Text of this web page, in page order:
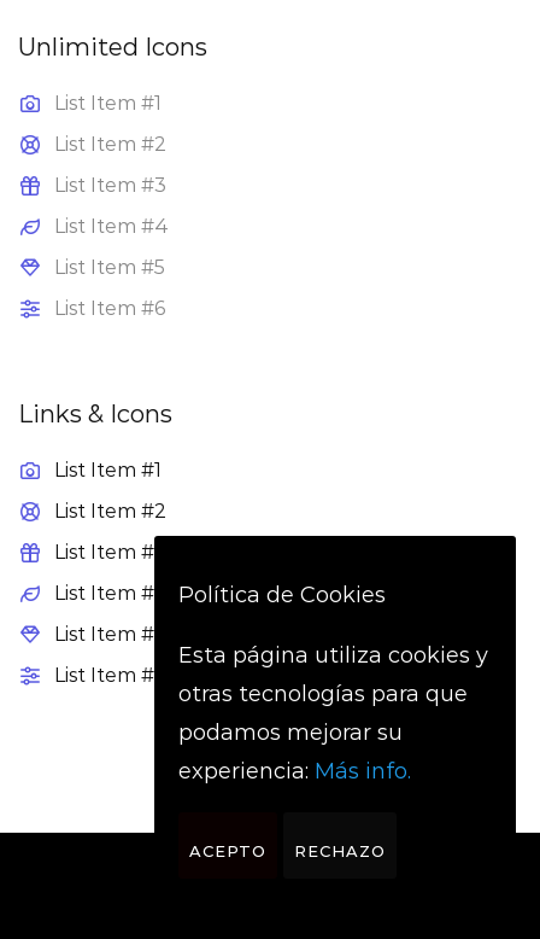
Unlimited Icons
List Item #1
List Item #2
List Item #3
List Item #4
List Item #5
List Item #6
Links & Icons
List Item #1
List Item #2
List Item #3
List Item #4
List Item #5
List Item #6
Política de Cookies
Esta página utiliza cookies y
otras tecnologías para que
podamos mejorar su
experiencia: Más info.
ACEPTO RECHAZO